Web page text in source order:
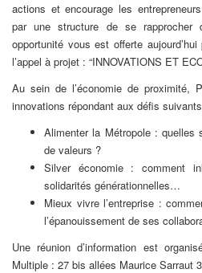
actions et encourage les
par une structure de se rapprocher
opportunité vous est offerte
l’appel à projet : “INNOVATIONS ET
Au sein de l’économie de proximité,
innovations répondant aux défis
Alimenter la Métropole : quelles
de valeurs ?
Silver économie : comment
solidarités générationnelles…
Mieux vivre l’entreprise :
l’épanouissement de ses
Une réunion d’information est
Multiple : 27 bis allées Maurice Sarraut